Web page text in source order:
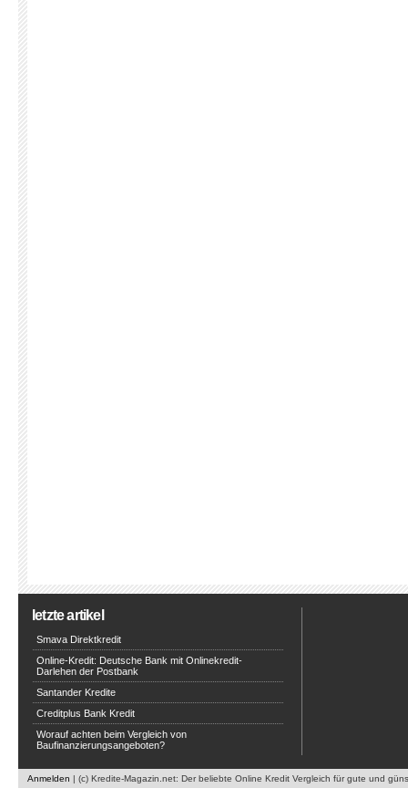
letzte artikel
Smava Direktkredit
Online-Kredit: Deutsche Bank mit Onlinekredit-
Darlehen der Postbank
Santander Kredite
Creditplus Bank Kredit
Worauf achten beim Vergleich von
Baufinanzierungsangeboten?
Anmelden | (c) Kredite-Magazin.net: Der beliebte Online Kredit Vergleich für gute und